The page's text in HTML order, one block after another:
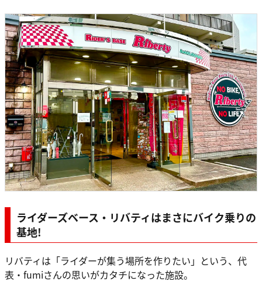
ライダーズベース・リバティはまさにバイク乗りの
基地!
リバティは「ライダーが集う場所を作りたい」という、代
表・fumiさんの思いがカタチになった施設。